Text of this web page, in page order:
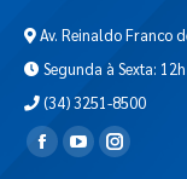
Av. Reinaldo Franco
Segunda à Sexta:
(34) 3251-8500
Encontre-nos em: